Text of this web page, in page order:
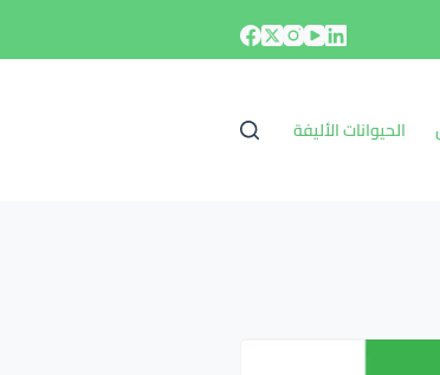
الحيوانات الأليفة